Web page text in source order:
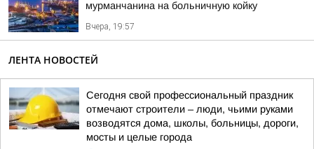
мурманчанина на больничную койку
Вчера, 19:57
ЛЕНТА НОВОСТЕЙ
Сегодня свой профессиональный праздник
отмечают строители – люди, чьими руками
возводятся дома, школы, больницы, дороги,
мосты и целые города